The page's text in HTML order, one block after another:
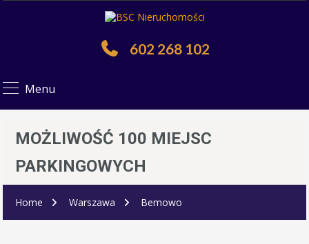
602 268 102
Menu
MOŻLIWOŚĆ 100 MIEJSC
PARKINGOWYCH
Home Warszawa Bemowo